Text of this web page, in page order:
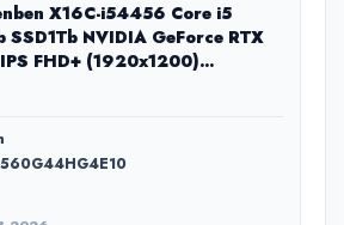
X16C-i54456 Core i5
NVIDIA GeForce RTX
FHD+ (1920x1200)
grey WiFi BT Cam 5200mAh